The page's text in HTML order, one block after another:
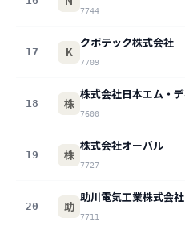
7744
17 K
クボテック株式会社
7709
18 株
7600
19 株
株式会社オーバル
7727
20 助
助川電気工業株式会社
7711